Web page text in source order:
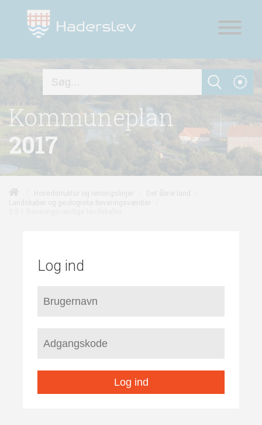
Kommuneplan
2017
Log ind
Log ind